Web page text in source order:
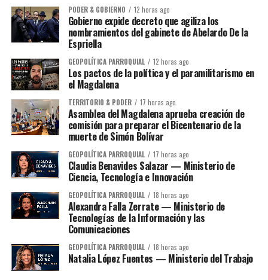
PODER & GOBIERNO 12 horas ago
Gobierno expide decreto que agiliza los
nombramientos del gabinete de Abelardo De la
Espriella
GEOPOLÍTICA PARROQUIAL 12 horas ago
Los pactos de la política y el paramilitarismo en
el Magdalena
TERRITORIO & PODER 17 horas ago
Asamblea del Magdalena aprueba creación de
comisión para preparar el Bicentenario de la
muerte de Simón Bolívar
GEOPOLÍTICA PARROQUIAL 17 horas ago
Claudia Benavides Salazar — Ministerio de
Ciencia, Tecnología e Innovación
GEOPOLÍTICA PARROQUIAL 18 horas ago
Alexandra Falla Zerrate — Ministerio de
Tecnologías de la Información y las
Comunicaciones
GEOPOLÍTICA PARROQUIAL 18 horas ago
Natalia López Fuentes — Ministerio del Trabajo